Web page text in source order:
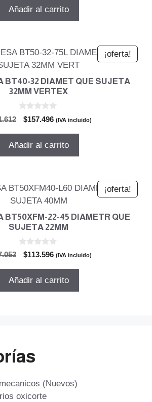
original
actual
Añadir al carrito
¡oferta!
BT40-32 DIAMET QUE SUJETA
32MM VERTEX
El
original
$157.496El
actual
(IVA incluido)
Añadir al carrito
¡oferta!
BT50XFM-22-45 DIAMETR QUE
SUJETA 22MM
El
original
$113.596El
actual
(IVA incluido)
Añadir al carrito
(Nuevos)
oxicorte